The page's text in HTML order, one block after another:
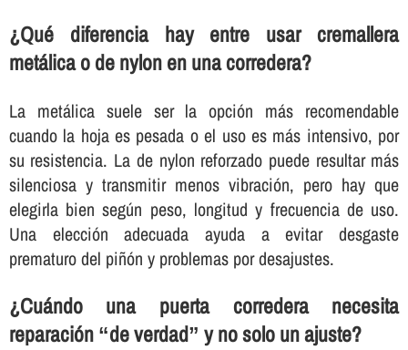
¿Qué diferencia hay entre usar cremallera
metálica o de nylon en una corredera?
La metálica suele ser la opción más recomendable
cuando la hoja es pesada o el uso es más intensivo, por
su resistencia. La de nylon reforzado puede resultar más
silenciosa y transmitir menos vibración, pero hay que
elegirla bien según peso, longitud y frecuencia de uso.
Una elección adecuada ayuda a evitar desgaste
prematuro del piñón y problemas por desajustes.
¿Cuándo una puerta corredera necesita
reparación “de verdad” y no solo un ajuste?